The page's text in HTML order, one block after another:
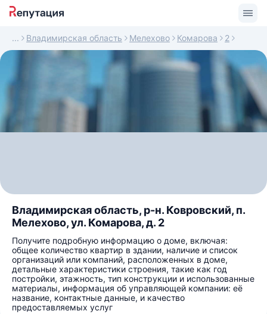
Владимирская область Мелехово Комарова 2
Владимирская область, р-н. Ковровский, п.
Мелехово, ул. Комарова, д. 2
Получите подробную информацию о доме, включая:
общее количество квартир в здании, наличие и список
организаций или компаний, расположенных в доме,
детальные характеристики строения, такие как год
постройки, этажность, тип конструкции и использованные
материалы, информация об управляющей компании: её
название, контактные данные, и качество
предоставляемых услуг